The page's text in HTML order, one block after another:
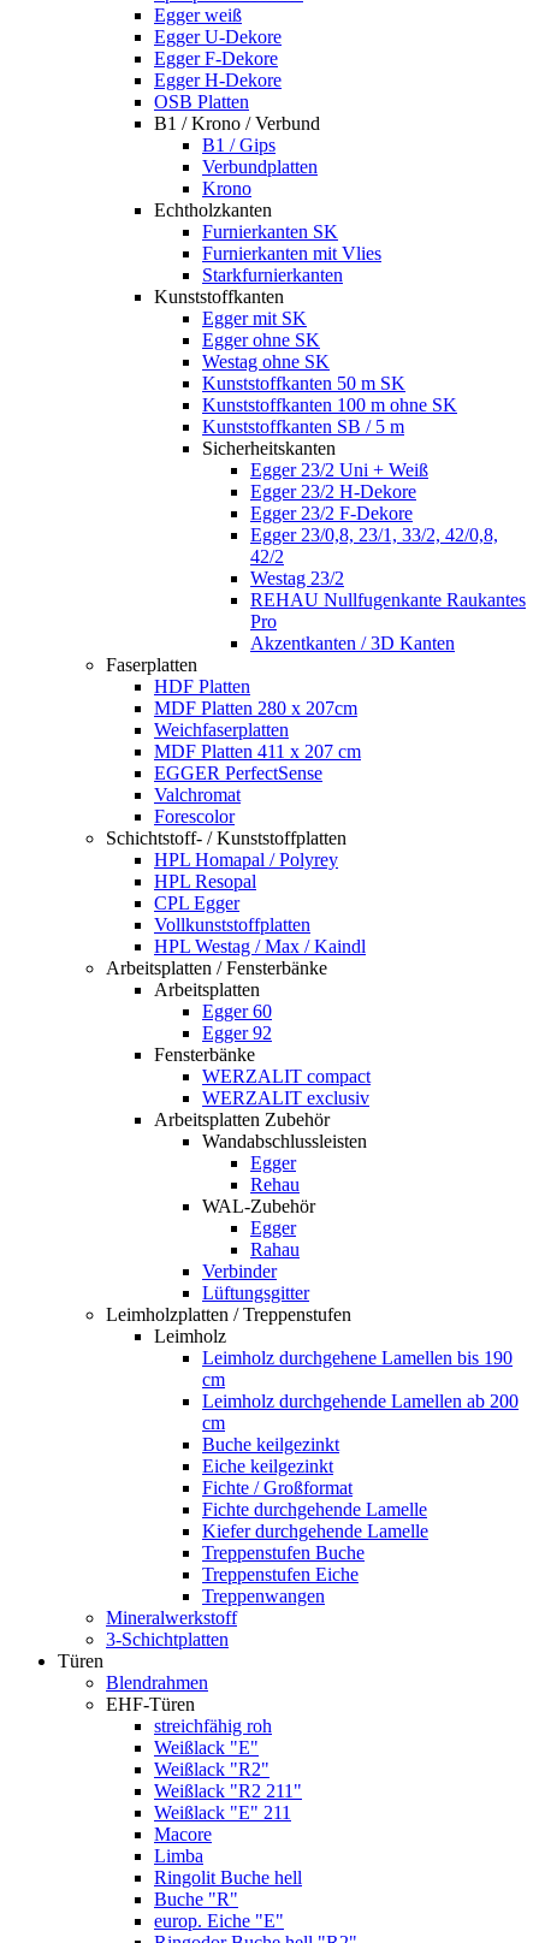
Egger weiß
Egger U-Dekore
Egger F-Dekore
Egger H-Dekore
OSB Platten
B1 / Krono / Verbund
B1 / Gips
Verbundplatten
Krono
Echtholzkanten
Furnierkanten SK
Furnierkanten mit Vlies
Starkfurnierkanten
Kunststoffkanten
Egger mit SK
Egger ohne SK
Westag ohne SK
Kunststoffkanten 50 m SK
Kunststoffkanten 100 m ohne SK
Kunststoffkanten SB / 5 m
Sicherheitskanten
Egger 23/2 Uni + Weiß
Egger 23/2 H-Dekore
Egger 23/2 F-Dekore
Egger 23/0,8, 23/1, 33/2, 42/0,8,
42/2
Westag 23/2
REHAU Nullfugenkante Raukantes
Pro
Akzentkanten / 3D Kanten
Faserplatten
HDF Platten
MDF Platten 280 x 207cm
Weichfaserplatten
MDF Platten 411 x 207 cm
EGGER PerfectSense
Valchromat
Forescolor
Schichtstoff- / Kunststoffplatten
HPL Homapal / Polyrey
HPL Resopal
CPL Egger
Vollkunststoffplatten
HPL Westag / Max / Kaindl
Arbeitsplatten / Fensterbänke
Arbeitsplatten
Egger 60
Egger 92
Fensterbänke
WERZALIT compact
WERZALIT exclusiv
Arbeitsplatten Zubehör
Wandabschlussleisten
Egger
Rehau
WAL-Zubehör
Egger
Rahau
Verbinder
Lüftungsgitter
Leimholzplatten / Treppenstufen
Leimholz
Leimholz durchgehene Lamellen bis 190
cm
Leimholz durchgehende Lamellen ab 200
cm
Buche keilgezinkt
Eiche keilgezinkt
Fichte / Großformat
Fichte durchgehende Lamelle
Kiefer durchgehende Lamelle
Treppenstufen Buche
Treppenstufen Eiche
Treppenwangen
Mineralwerkstoff
3-Schichtplatten
Türen
Blendrahmen
EHF-Türen
streichfähig roh
Weißlack "E"
Weißlack "R2"
Weißlack "R2 211"
Weißlack "E" 211
Macore
Limba
Ringolit Buche hell
Buche "R"
europ. Eiche "E"